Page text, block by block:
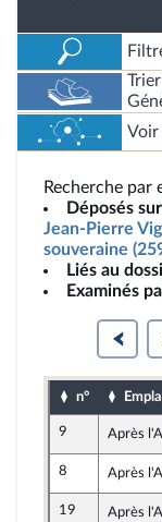
Voir
Recherche par
Déposés
Jean-Pierre
souveraine
Liés au
Examinés
n°
9 Après
8 Après
19 Après